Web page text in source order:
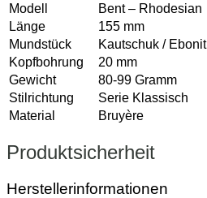
Modell
Bent – Rhodesian
Länge
155 mm
Mundstück
Kautschuk / Ebonit
Kopfbohrung
20 mm
Gewicht
80-99 Gramm
Stilrichtung
Serie Klassisch
Material
Bruyère
Produktsicherheit
Herstellerinformationen